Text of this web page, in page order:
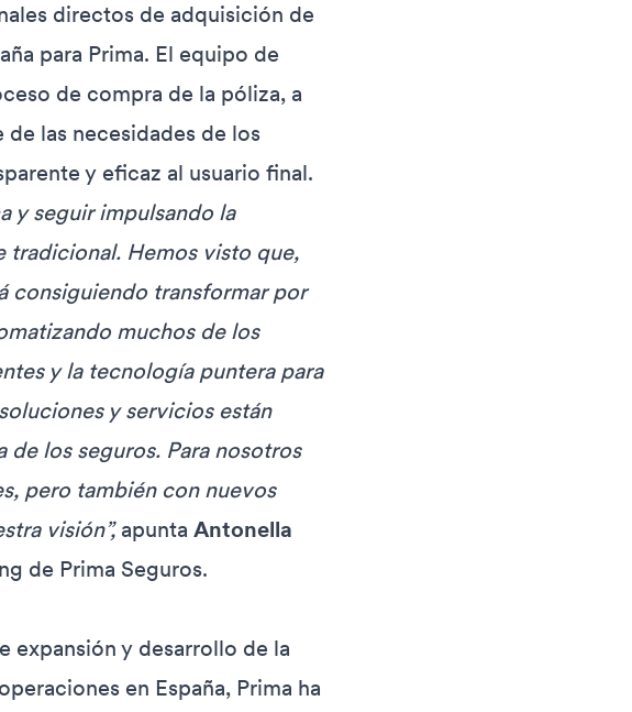
directos de adquisición de
para Prima. El equipo de
de compra de la póliza, a
las necesidades de los
y eficaz al usuario final.
y seguir impulsando la
tradicional. Hemos visto que,
consiguiendo transformar por
muchos de los
y la tecnología puntera para
y servicios están
de los seguros. Para nosotros
pero también con nuevos
visión”,apuntaAntonella
de Prima Seguros.
expansión y desarrollo de la
en España, Prima ha